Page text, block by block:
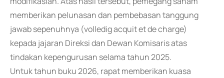
memberikan pelunasan dan pembebasan tanggung
jawab sepenuhnya (volledig acquit et de charge)
kepada jajaran Direksi dan Dewan Komisaris atas
tindakan kepengurusan selama tahun 2025.
Untuk tahun buku 2026, rapat memberikan kuasa